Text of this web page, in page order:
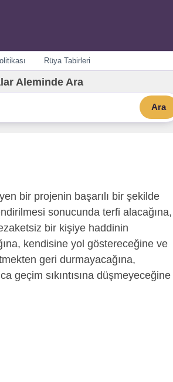
Rüya Tabirleri
Aleminde Ara
Ara
bir projenin başarılı bir şekilde
sonucunda terfi alacağına,
bir kişiye haddinin
kendisine yol göstereceğine ve
geri durmayacağına,
geçim sıkıntısına düşmeyeceğine